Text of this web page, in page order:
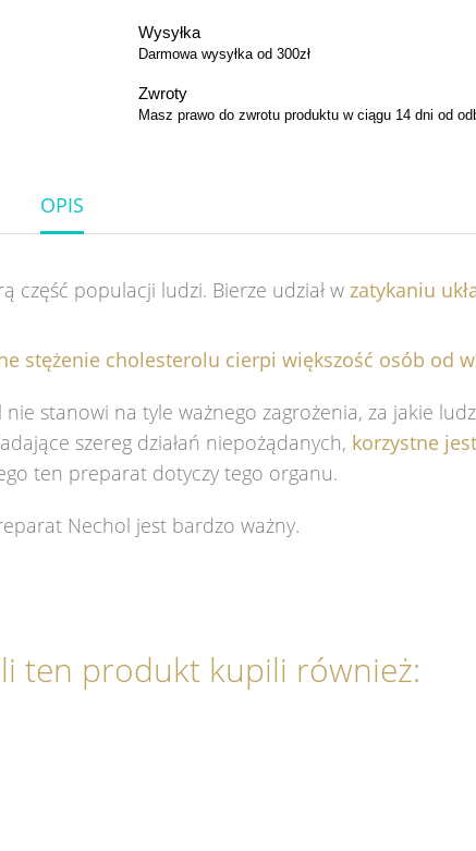
Wysyłka
Darmowa wysyłka od 300zł
Zwroty
Masz prawo do zwrotu produktu w ciągu 14 dni od
OPIS
część populacji ludzi. Bierze udział w zatykaniu
stężenie cholesterolu cierpi większość osób od
stanowi na tyle ważnego zagrożenia, za jakie
szereg działań niepożądanych, korzystne
ten preparat dotyczy tego organu.
Nechol jest bardzo ważny.
ten produkt kupili również: